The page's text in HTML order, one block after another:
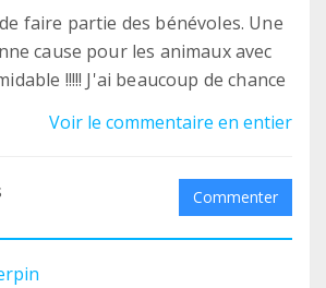
faire partie des bénévoles. Une
cause pour les animaux avec
!!!!! J'ai beaucoup de chance
Voir le commentaire en entier
Commenter